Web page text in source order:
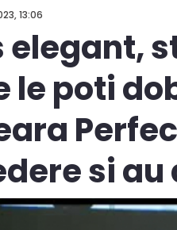
13:06
elegant,
le poti
si